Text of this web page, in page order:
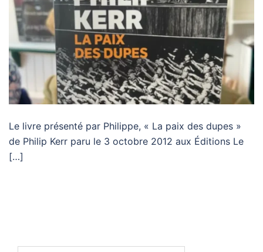
Le livre présenté par Philippe, « La paix des dupes »
de Philip Kerr paru le 3 octobre 2012 aux Éditions Le
[…]